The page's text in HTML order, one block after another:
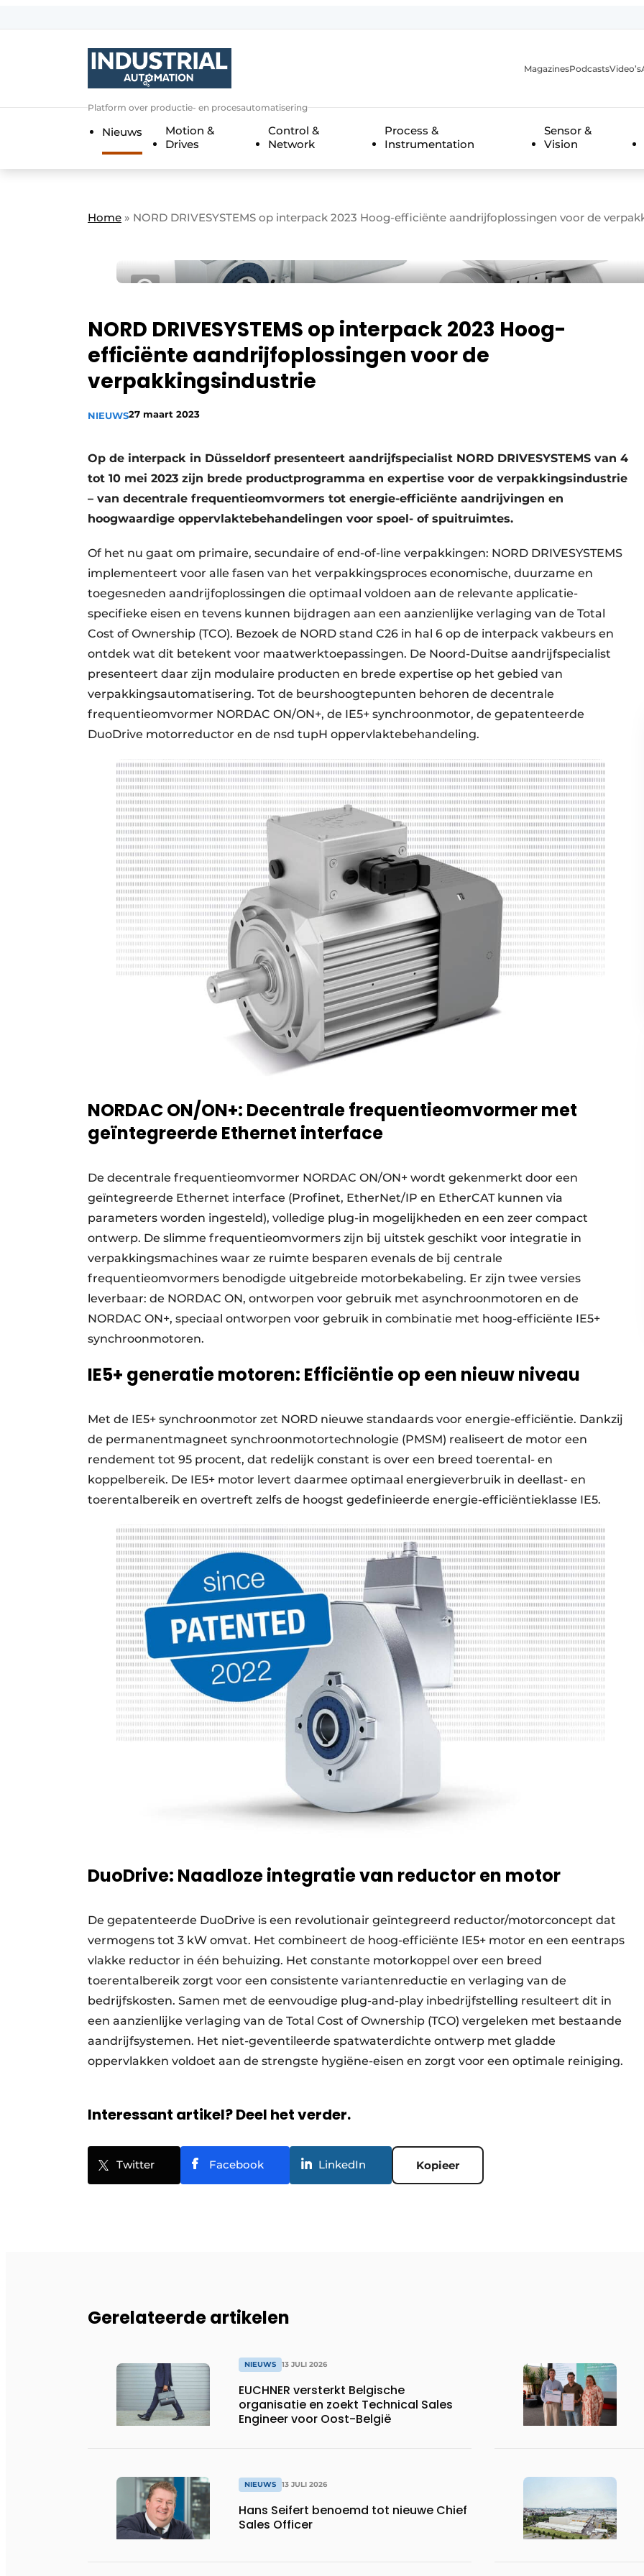
Algemene voorwaarden
Contact
Direct contact
Evenement aanmelden
Meest gelezen
Privacy / Cookie statement
Vacature aanmelden
Vacatures
Video’s
Platform over productie- en procesautomatisering
MagazinesPodcastsVideo’s
Nieuws
Motion &
Drives
Control &
Network
Process &
Instrumentation
Sensor &
Vision
Home » NORD DRIVESYSTEMS op interpack 2023 Hoog-efficiënte aandrijfoplossingen voor de
NORD DRIVESYSTEMS op interpack 2023 Hoog-
efficiënte aandrijfoplossingen voor de
verpakkingsindustrie
NIEUWS27 maart 2023
Op de interpack in Düsseldorf presenteert aandrijfspecialist NORD DRIVESYSTEMS van 4
tot 10 mei 2023 zijn brede productprogramma en expertise voor de verpakkingsindustrie
– van decentrale frequentieomvormers tot energie-efficiënte aandrijvingen en
hoogwaardige oppervlaktebehandelingen voor spoel- of spuitruimtes.
Of het nu gaat om primaire, secundaire of end-of-line verpakkingen: NORD DRIVESYSTEMS
implementeert voor alle fasen van het verpakkingsproces economische, duurzame en
toegesneden aandrijfoplossingen die optimaal voldoen aan de relevante applicatie-
specifieke eisen en tevens kunnen bijdragen aan een aanzienlijke verlaging van de Total
Cost of Ownership (TCO). Bezoek de NORD stand C26 in hal 6 op de interpack vakbeurs en
ontdek wat dit betekent voor maatwerktoepassingen. De Noord-Duitse aandrijfspecialist
presenteert daar zijn modulaire producten en brede expertise op het gebied van
verpakkingsautomatisering. Tot de beurshoogtepunten behoren de decentrale
frequentieomvormer NORDAC ON/ON+, de IE5+ synchroonmotor, de gepatenteerde
DuoDrive motorreductor en de nsd tupH oppervlaktebehandeling.
NORDAC ON/ON+: Decentrale frequentieomvormer met
geïntegreerde Ethernet interface
De decentrale frequentieomvormer NORDAC ON/ON+ wordt gekenmerkt door een
geïntegreerde Ethernet interface (Profinet, EtherNet/IP en EtherCAT kunnen via
parameters worden ingesteld), volledige plug-in mogelijkheden en een zeer compact
ontwerp. De slimme frequentieomvormers zijn bij uitstek geschikt voor integratie in
verpakkingsmachines waar ze ruimte besparen evenals de bij centrale
frequentieomvormers benodigde uitgebreide motorbekabeling. Er zijn twee versies
leverbaar: de NORDAC ON, ontworpen voor gebruik met asynchroonmotoren en de
NORDAC ON+, speciaal ontworpen voor gebruik in combinatie met hoog-efficiënte IE5+
synchroonmotoren.
IE5+ generatie motoren: Efficiëntie op een nieuw niveau
Met de IE5+ synchroonmotor zet NORD nieuwe standaards voor energie-efficiëntie. Dankzij
de permanentmagneet synchroonmotortechnologie (PMSM) realiseert de motor een
rendement tot 95 procent, dat redelijk constant is over een breed toerental- en
koppelbereik. De IE5+ motor levert daarmee optimaal energieverbruik in deellast- en
toerentalbereik en overtreft zelfs de hoogst gedefinieerde energie-efficiëntieklasse IE5.
DuoDrive: Naadloze integratie van reductor en motor
De gepatenteerde DuoDrive is een revolutionair geïntegreerd reductor/motorconcept dat
vermogens tot 3 kW omvat. Het combineert de hoog-efficiënte IE5+ motor en een eentraps
vlakke reductor in één behuizing. Het constante motorkoppel over een breed
toerentalbereik zorgt voor een consistente variantenreductie en verlaging van de
bedrijfskosten. Samen met de eenvoudige plug-and-play inbedrijfstelling resulteert dit in
een aanzienlijke verlaging van de Total Cost of Ownership (TCO) vergeleken met bestaande
aandrijfsystemen. Het niet-geventileerde spatwaterdichte ontwerp met gladde
oppervlakken voldoet aan de strengste hygiëne-eisen en zorgt voor een optimale reiniging.
Interessant artikel? Deel het verder.
Twitter Facebook LinkedIn Kopieer
Gerelateerde artikelen
NIEUWS 13 JULI 2026
EUCHNER versterkt Belgische
organisatie en zoekt Technical Sales
Engineer voor Oost-België
NIEUWS 13 JULI 2026
Hans Seifert benoemd tot nieuwe Chief
Sales Officer